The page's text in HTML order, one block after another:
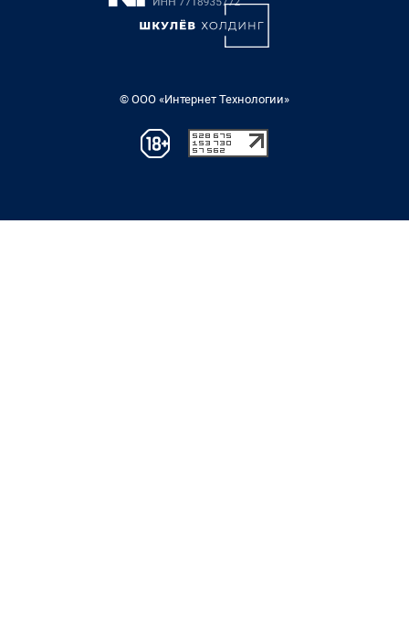
© ООО «Интернет Технологии»